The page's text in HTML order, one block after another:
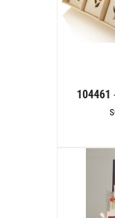
104461